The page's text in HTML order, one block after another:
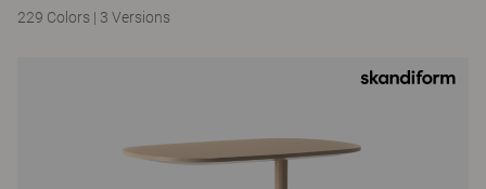
229 Colors | 3 Versions